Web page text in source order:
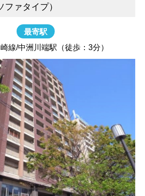
ァタイプ）
最寄駅
線/中洲川端駅（徒歩：3分）